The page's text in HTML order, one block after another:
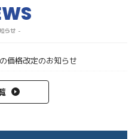
らせ -
価格改定のお知らせ